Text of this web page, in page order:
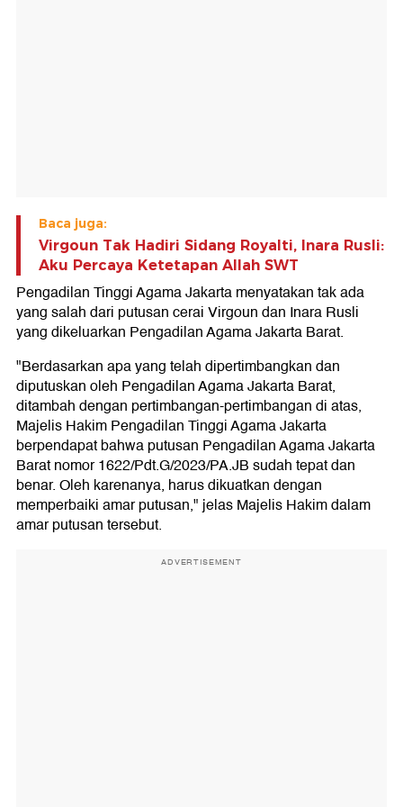
Baca juga:
Virgoun Tak Hadiri Sidang Royalti, Inara Rusli:
Aku Percaya Ketetapan Allah SWT
Pengadilan Tinggi Agama Jakarta menyatakan tak ada
yang salah dari putusan cerai Virgoun dan Inara Rusli
yang dikeluarkan Pengadilan Agama Jakarta Barat.
"Berdasarkan apa yang telah dipertimbangkan dan
diputuskan oleh Pengadilan Agama Jakarta Barat,
ditambah dengan pertimbangan-pertimbangan di atas,
Majelis Hakim Pengadilan Tinggi Agama Jakarta
berpendapat bahwa putusan Pengadilan Agama Jakarta
Barat nomor 1622/Pdt.G/2023/PA.JB sudah tepat dan
benar. Oleh karenanya, harus dikuatkan dengan
memperbaiki amar putusan," jelas Majelis Hakim dalam
amar putusan tersebut.
ADVERTISEMENT